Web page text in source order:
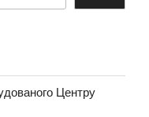
Центру